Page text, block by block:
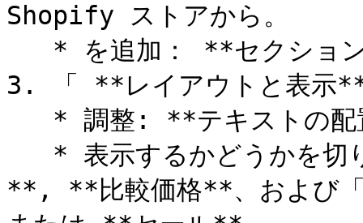
Shopify ストアから。
3. 「 **レイアウトと表示
**, **比較価格**、および